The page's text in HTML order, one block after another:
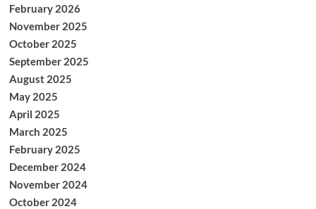
February 2026
November 2025
October 2025
September 2025
August 2025
May 2025
April 2025
March 2025
February 2025
December 2024
November 2024
October 2024